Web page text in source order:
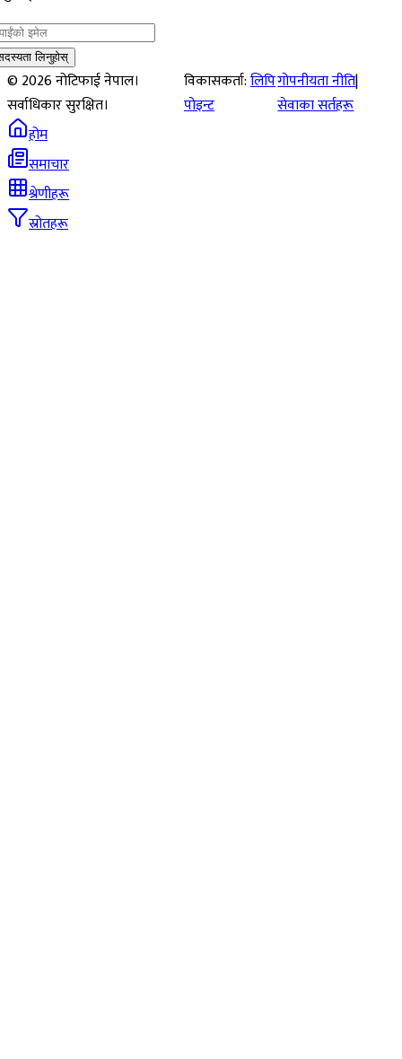
लिनुहोस्
©2026नोटिफाई नेपाल।
सर्वाधिकार सुरक्षित।
विकासकर्ता:लिपि
पोइन्ट
गोपनीयता नीति|
सेवाका सर्तहरू
होम
समाचार
श्रेणीहरू
स्रोतहरू